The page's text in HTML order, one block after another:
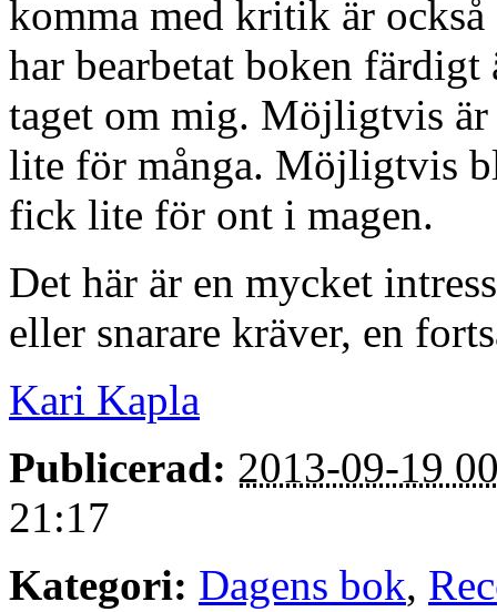
komma med kritik är
har bearbetat boken
taget om mig. Möjligtvis
lite för många. Möjligtvis
fick lite för ont i magen.
Det här är en mycket
eller snarare kräver, en
Kari Kapla
Publicerad: 2013-09-19
21:17
Kategori: Dagens bok,